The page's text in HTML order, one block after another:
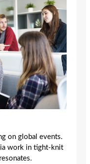
on global events.
work in tight-knit